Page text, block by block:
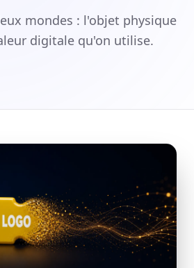
Tableau de bord
mondes : l'objet physique
digitale qu'on utilise.